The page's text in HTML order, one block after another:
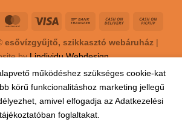
esővízgyűjtő, szikkasztó webáruház|
byLindividu Webdesign
működéshez szükséges cookie-kat
körű funkcionalitáshoz marketing jellegű
amivel elfogadja az Adatkezelési
tájékoztatóban foglaltakat.